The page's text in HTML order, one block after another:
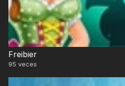
Freibier
95 veces